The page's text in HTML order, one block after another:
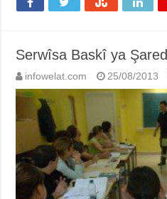
Serwîsa Baskî ya
infowelat.com 25/08/2013